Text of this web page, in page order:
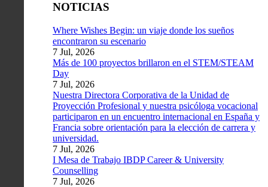
NOTICIAS
Where Wishes Begin: un viaje donde los sueños
encontraron su escenario
7 Jul, 2026
Más de 100 proyectos brillaron en el STEM/STEAM
Day
7 Jul, 2026
Nuestra Directora Corporativa de la Unidad de
Proyección Profesional y nuestra psicóloga vocacional
participaron en un encuentro internacional en España y
Francia sobre orientación para la elección de carrera y
universidad.
7 Jul, 2026
I Mesa de Trabajo IBDP Career & University
Counselling
7 Jul, 2026